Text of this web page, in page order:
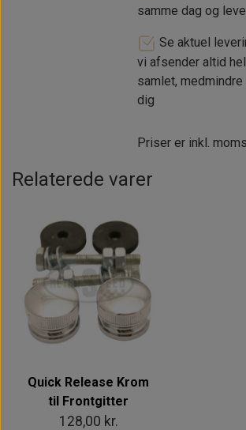
samme dag og
Se aktuel
vi afsender altid
samlet,
dig
Priser er inkl. moms
Relaterede varer
Quick Release Krom
til Frontgitter
128,00 kr.